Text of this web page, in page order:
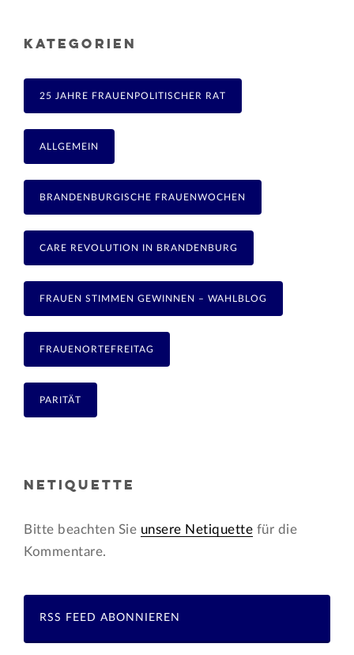
KATEGORIEN
25 JAHRE FRAUENPOLITISCHER RAT
ALLGEMEIN
BRANDENBURGISCHE FRAUENWOCHEN
CARE REVOLUTION IN BRANDENBURG
FRAUEN STIMMEN GEWINNEN – WAHLBLOG
FRAUENORTEFREITAG
PARITÄT
NETIQUETTE
Bitte beachten Sie unsere Netiquette für die
Kommentare.
RSS FEED ABONNIEREN